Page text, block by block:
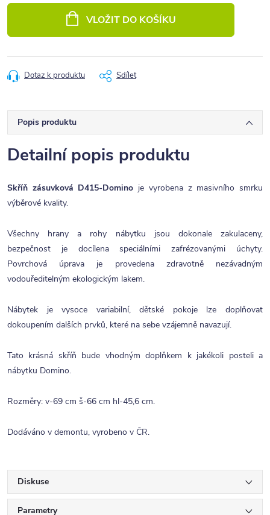
VLOŽIT DO KOŠÍKU
Dotaz k produktu Sdílet
Popis produktu
Detailní popis produktu
Skříň zásuvková D415-Domino je vyrobena z masivního smrku
výběrové kvality.
Všechny hrany a rohy nábytku jsou dokonale zakulaceny,
bezpečnost je docílena speciálními zafrézovanými úchyty.
Povrchová úprava je provedena zdravotně nezávadným
vodouředitelným ekologickým lakem.
Nábytek je vysoce variabilní, dětské pokoje lze doplňovat
dokoupením dalších prvků, které na sebe vzájemně navazují.
Tato krásná skříň bude vhodným doplňkem k jakékoli posteli a
nábytku Domino.
Rozměry: v-69 cm š-66 cm hl-45,6 cm.
Dodáváno v demontu, vyrobeno v ČR.
Diskuse
Parametry